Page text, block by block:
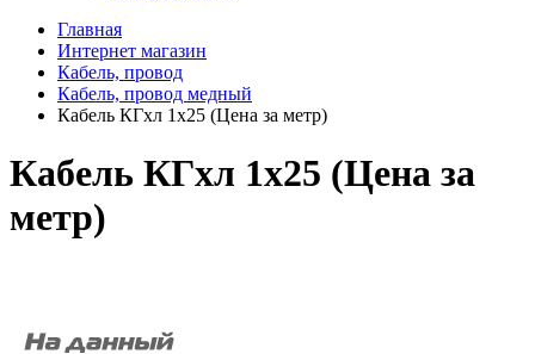
Главная
Интернет магазин
Кабель, провод
Кабель, провод медный
Кабель КГхл 1х25 (Цена за метр)
Кабель КГхл 1х25 (Цена за
метр)